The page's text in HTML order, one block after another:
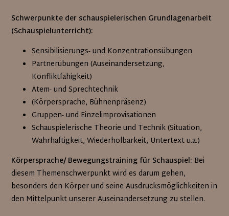
Schwerpunkte der schauspielerischen Grundlagenarbeit
(Schauspielunterricht):
Sensibilisierungs- und Konzentrationsübungen
Partnerübungen (Auseinandersetzung,
Konfliktfähigkeit)
Atem- und Sprechtechnik
(Körpersprache, Bühnenpräsenz)
Gruppen- und Einzelimprovisationen
Schauspielerische Theorie und Technik (Situation,
Wahrhaftigkeit, Wiederholbarkeit, Untertext u.a.)
Körpersprache/ Bewegungstraining für Schauspiel: Bei
diesem Themenschwerpunkt wird es darum gehen,
besonders den Körper und seine Ausdrucksmöglichkeiten in
den Mittelpunkt unserer Auseinandersetzung zu stellen.